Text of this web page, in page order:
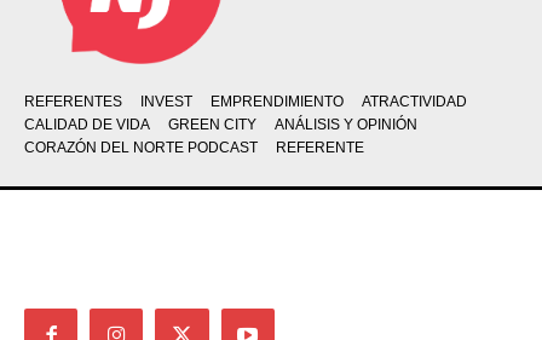
REFERENTES INVEST EMPRENDIMIENTO
ATRACTIVIDAD
CALIDAD DE VIDA
GREEN CITY
ANÁLISIS Y OPINIÓN
CORAZÓN DEL NORTE PODCAST
REFERENTE